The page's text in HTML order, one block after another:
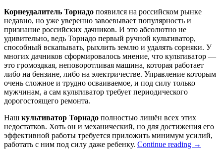
Корнеудалитель Торнадо появился на российском рынке
недавно, но уже уверенно завоевывает популярность и
признание российских дачников. И это абсолютно не
удивительно, ведь Торнадо первый ручной культиватор,
способный вскапывать, рыхлить землю и удалять сорняки. У
многих дачников сформировалось мнение, что культиватор —
это громоздкая, неповоротливая машина, которая работает
либо на бензине, либо на электричестве. Управление которым
очень сложное и трудно осваиваемое, и под силу только
мужчинам, а сам культиватор требует периодического
дорогостоящего ремонта.
Наш культиватор Торнадо полностью лишён всех этих
недостатков. Хоть он и механический, но для достижения его
эффективной работы требуется приложить минимум усилий,
работать с ним под силу даже ребенку. Continue reading →